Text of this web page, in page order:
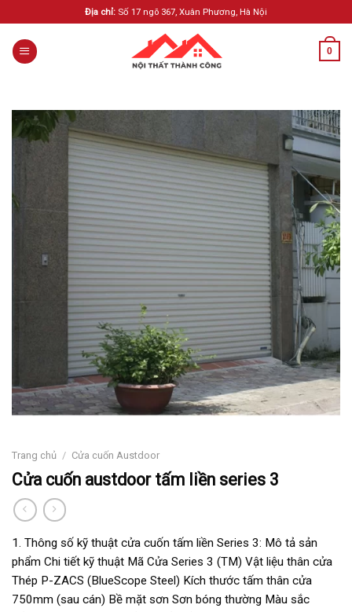
to
content
Địa chỉ: Số 17 ngõ 367, Xuân Phương, Hà Nội
0
Trang chủ / Cửa cuốn Austdoor
Cửa cuốn austdoor tấm liền series 3
1. Thông số kỹ thuật cửa cuốn tấm liền Series 3: Mô tả sản
phẩm Chi tiết kỹ thuật Mã Cửa Series 3 (TM) Vật liệu thân cửa
Thép P-ZACS (BlueScope Steel) Kích thước tấm thân cửa
750mm (sau cán) Bề mặt sơn Sơn bóng thường Màu sắc